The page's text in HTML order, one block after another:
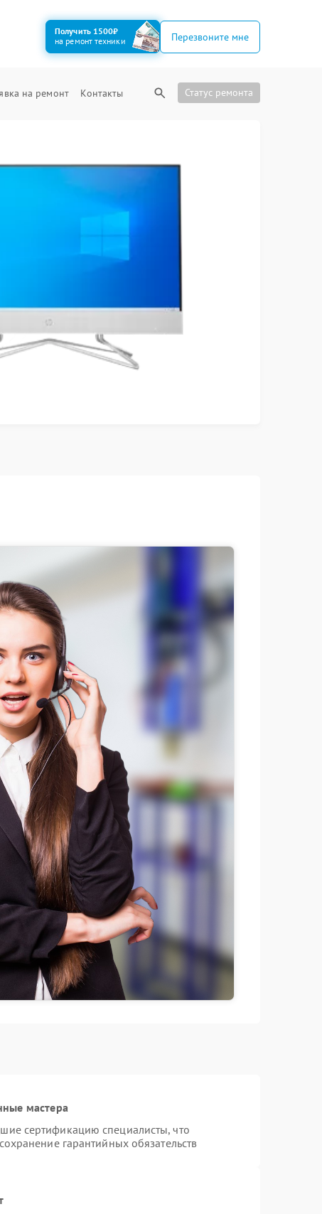
Получить 1500₽
на ремонт техники
Перезвоните мне
на ремонт Контакты Статус ремонта
мастера
сертификацию специалисты, что
гарантийных обязательств